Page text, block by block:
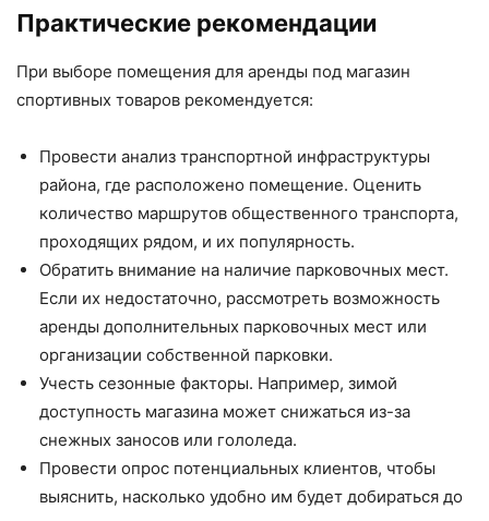
Практические рекомендации
При выборе помещения для аренды под магазин
спортивных товаров рекомендуется:
Провести анализ транспортной инфраструктуры
района, где расположено помещение. Оценить
количество маршрутов общественного транспорта,
проходящих рядом, и их популярность.
Обратить внимание на наличие парковочных мест.
Если их недостаточно, рассмотреть возможность
аренды дополнительных парковочных мест или
организации собственной парковки.
Учесть сезонные факторы. Например, зимой
доступность магазина может снижаться из-за
снежных заносов или гололеда.
Провести опрос потенциальных клиентов, чтобы
выяснить, насколько удобно им будет добираться до